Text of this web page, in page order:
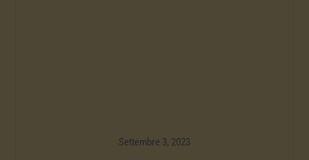
Settembre 3, 2023